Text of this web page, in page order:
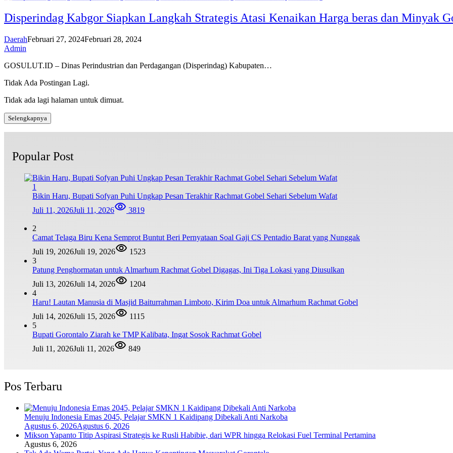
Disperindag Kabgor Siapkan Langkah Strategis Atasi Kenaikan Harga beras dan Minyak
DaerahFebruari 27, 2024Februari 28, 2024
Admin
GOSULUT.ID – Dinas Perindustrian dan Perdagangan (Disperindag) Kabupaten…
Tidak Ada Postingan Lagi.
Tidak ada lagi halaman untuk dimuat.
Selengkapnya
Popular Post
1
Bikin Haru, Bupati Sofyan Puhi Ungkap Pesan Terakhir Rachmat Gobel Sehari Sebelum Wafat
Juli 11, 2026Juli 11, 2026 3819
2
Camat Telaga Biru Kena Semprot Buntut Beri Pernyataan Soal Gaji CS Pentadio Barat yang Nunggak
Juli 19, 2026Juli 19, 2026
1523
3
Patung Penghormatan untuk Almarhum Rachmat Gobel Digagas, Ini Tiga Lokasi yang Diusulkan
Juli 13, 2026Juli 14, 2026
1204
4
Haru! Lautan Manusia di Masjid Baiturrahman Limboto, Kirim Doa untuk Almarhum Rachmat Gobel
Juli 14, 2026Juli 15, 2026
1115
5
Bupati Gorontalo Ziarah ke TMP Kalibata, Ingat Sosok Rachmat Gobel
Juli 11, 2026Juli 11, 2026 849
Pos Terbaru
Menuju Indonesia Emas 2045, Pelajar SMKN 1 Kaidipang Dibekali Anti Narkoba
Agustus 6, 2026Agustus 6, 2026
Mikson Yapanto Titip Aspirasi Strategis ke Rusli Habibie, dari WPR hingga Relokasi Fuel Terminal Pertamina
Agustus 6, 2026